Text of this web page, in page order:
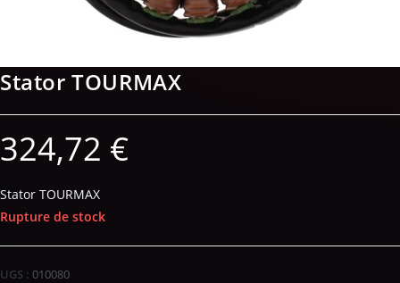
Stator TOURMAX
324,72 €
Stator TOURMAX
Rupture de stock
UGS : 010080